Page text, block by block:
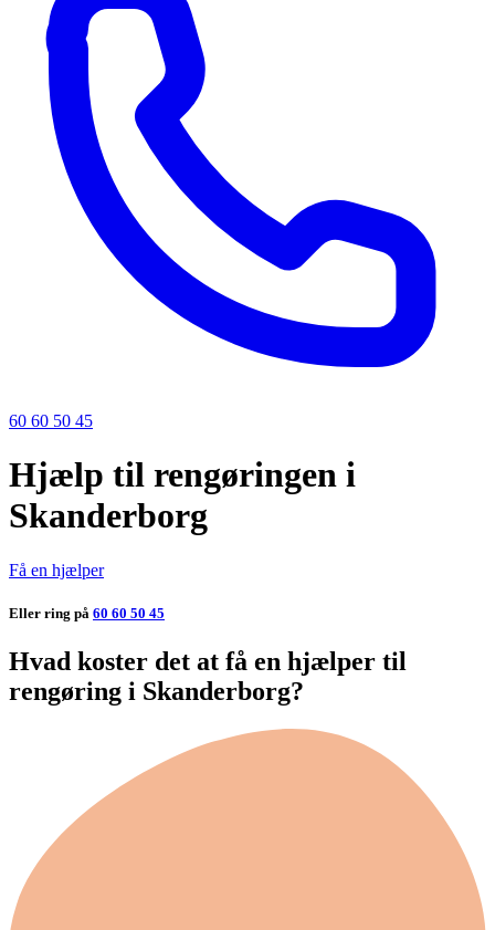
60 60 50 45
Hjælp til rengøringen i
Skanderborg
Få en hjælper
Eller ring på 60 60 50 45
Hvad koster det at få en hjælper til
rengøring i Skanderborg?